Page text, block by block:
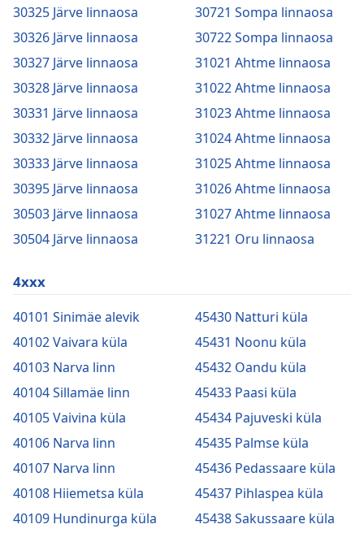
30325 Järve linnaosa
30326 Järve linnaosa
30327 Järve linnaosa
30328 Järve linnaosa
30331 Järve linnaosa
30332 Järve linnaosa
30333 Järve linnaosa
30395 Järve linnaosa
30503 Järve linnaosa
30504 Järve linnaosa
30721 Sompa linnaosa
30722 Sompa linnaosa
31021 Ahtme linnaosa
31022 Ahtme linnaosa
31023 Ahtme linnaosa
31024 Ahtme linnaosa
31025 Ahtme linnaosa
31026 Ahtme linnaosa
31027 Ahtme linnaosa
31221 Oru linnaosa
4xxx
40101 Sinimäe alevik
40102 Vaivara küla
40103 Narva linn
40104 Sillamäe linn
40105 Vaivina küla
40106 Narva linn
40107 Narva linn
40108 Hiiemetsa küla
40109 Hundinurga küla
45430 Natturi küla
45431 Noonu küla
45432 Oandu küla
45433 Paasi küla
45434 Pajuveski küla
45435 Palmse küla
45436 Pedassaare küla
45437 Pihlaspea küla
45438 Sakussaare küla